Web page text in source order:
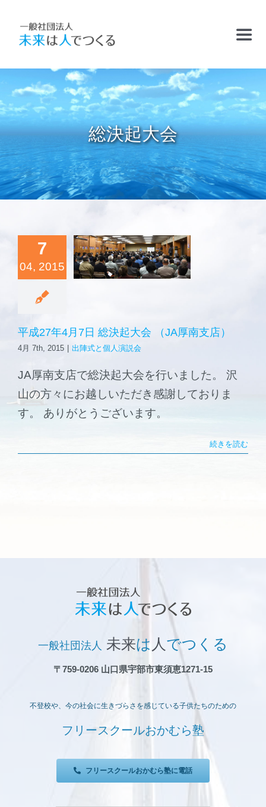
content
お知らせ
フリースクールおかむら塾
ケアサポート
精華学園高等学校・厚南校
森と海の学校
総決起大会
7
04, 2015
年4月7日
大会 （JA
支店）
と個人演説会
平成27年4月7日 総決起大会 （JA厚南支店）
4月 7th, 2015 出陣式と個人演説会
JA厚南支店で総決起大会を行いました。 沢
山の方々にお越しいただき感謝しておりま
す。 ありがとうございます。
続きを読む
一般社団法人 未来は 人 でつくる
〒759-0206 山口県宇部市東須恵1271-15
不登校や、今の社会に生きづらさを感じている子供たちのための
フリースクールおかむら塾
フリースクールおかむら塾に電話